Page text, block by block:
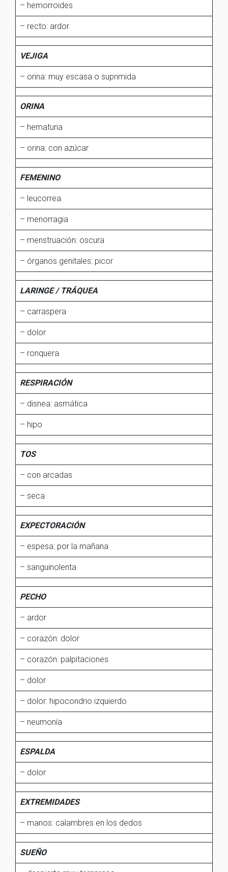
– hemorroides
– recto: ardor
VEJIGA
– orina: muy escasa o suprimida
ORINA
– hematuria
– orina: con azúcar
FEMENINO
– leucorrea
– menorragia
– menstruación: oscura
– órganos genitales: picor
LARINGE / TRÁQUEA
– carraspera
– dolor
– ronquera
RESPIRACIÓN
– disnea: asmática
– hipo
TOS
– con arcadas
– seca
EXPECTORACIÓN
– espesa: por la mañana
– sanguinolenta
PECHO
– ardor
– corazón: dolor
– corazón: palpitaciones
– dolor
– dolor: hipocondrio izquierdo
– neumonía
ESPALDA
– dolor
EXTREMIDADES
– manos: calambres en los dedos
SUEÑO